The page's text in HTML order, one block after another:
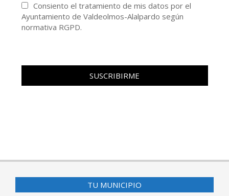
Consiento el tratamiento de mis datos por el
Ayuntamiento de Valdeolmos-Alalpardo según
normativa RGPD.
TU MUNICIPIO